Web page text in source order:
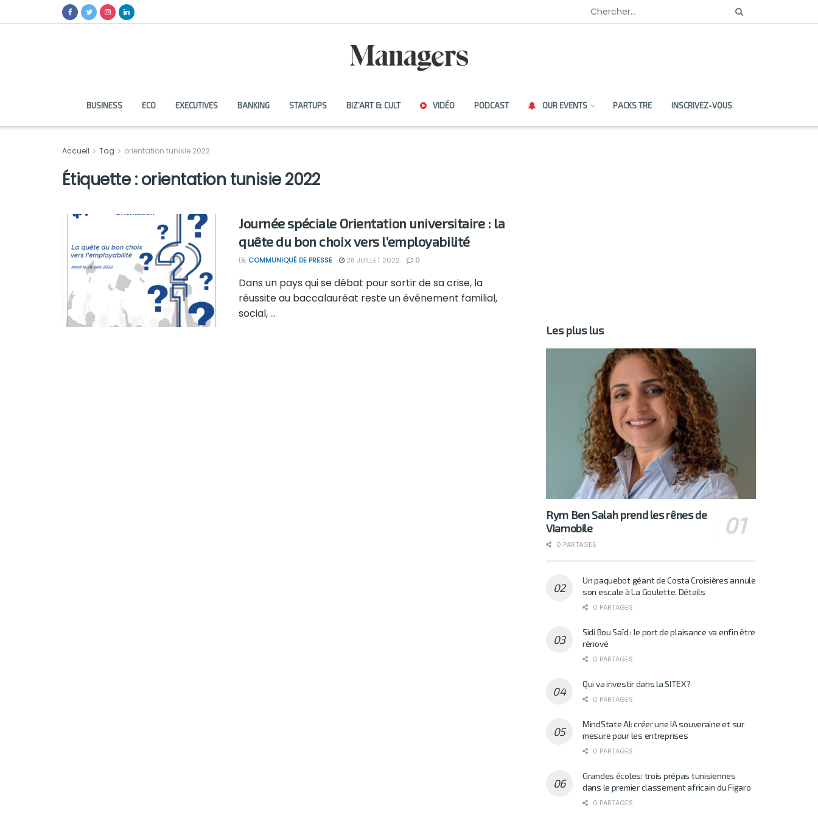
BUSINESS ECO EXECUTIVES BANKING STARTUPS BIZ’ART & CULT VIDÉO PODCAST OUR EVENTS PACKS TRE INSCRIVEZ-VOUS
Accueil Tag orientation tunisie 2022
Étiquette :orientation tunisie 2022
Journée spéciale Orientation universitaire : la
quête du bon choix vers l’employabilité
DE COMMUNIQUÉ DE PRESSE 28 JUILLET 2022 0
Dans un pays qui se débat pour sortir de sa crise, la
réussite au baccalauréat reste un événement familial,
social, ...
Les plus lus
Rym Ben Salah prend les rênes de
Viamobile
0 PARTAGES
Un paquebot géant de Costa Croisières annule
son escale à La Goulette. Détails
0 PARTAGES
Sidi Bou Saïd : le port de plaisance va enfin être
rénové
0 PARTAGES
Qui va investir dans la SITEX?
0 PARTAGES
MindState AI: créer une IA souveraine et sur
mesure pour les entreprises
0 PARTAGES
Grandes écoles: trois prépas tunisiennes
dans le premier classement africain du Figaro
0 PARTAGES